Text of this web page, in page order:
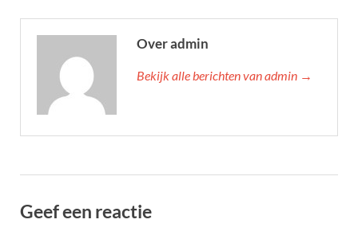
Over admin
Bekijk alle berichten van admin →
Geef een reactie